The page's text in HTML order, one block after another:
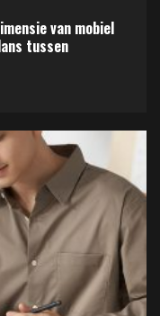
van mobiel
tussen